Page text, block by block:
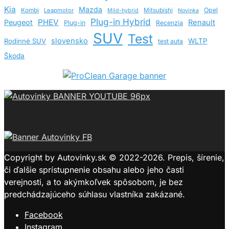
Kia Kombi Leapmotor Mazda Mild-hybrid Mitsubishi Novinka Opel
Peugeot PHEV Plug-in Plug-in Hybrid Recenzia Renault
Rodinné SUV slovensko SUV Test test auta
WLTP
Škoda
Copyright by Autovinky.sk © 2022-2026. Prepis, šírenie,
či ďalšie sprístupnenie obsahu alebo jeho časti
verejnosti, a to akýmkoľvek spôsobom, je bez
predchádzajúceho súhlasu vlastníka zakázané.
Facebook
Instagram